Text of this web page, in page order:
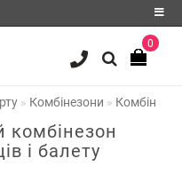
Реєстрація
Авторизація
Акції
0
Комбінезони
комбінезон
і балету